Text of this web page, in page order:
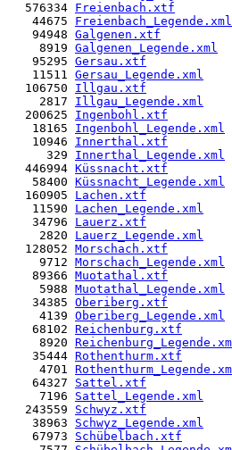
576334 Freienbach.xtf
44675 Freienbach_Legende.xml
94948 Galgenen.xtf
8919
Galgenen_Legende.xml
95295 Gersau.xtf
11511 Gersau_Legende.xml
106750 Illgau.xtf
2817 Illgau_Legende.xml
200625 Ingenbohl.xtf
18165 Ingenbohl_Legende.xml
10946
Innerthal.xtf
329 Innerthal_Legende.xml
446994 Küssnacht.xtf
58400 Küssnacht_Legende.xml
160905
Lachen.xtf
11590 Lachen_Legende.xml
34796 Lauerz.xtf
2820 Lauerz_Legende.xml
128052
Morschach.xtf
9712 Morschach_Legende.xml
89366
Muotathal.xtf
5988 Muotathal_Legende.xml
34385
Oberiberg.xtf
4139 Oberiberg_Legende.xml
68102 Reichenburg.xtf
8920
35444
Rothenthurm.xtf
4701
64327
Sattel.xtf
7196 Sattel_Legende.xml
243559
Schwyz.xtf
38963 Schwyz_Legende.xml
67973 Schübelbach.xtf